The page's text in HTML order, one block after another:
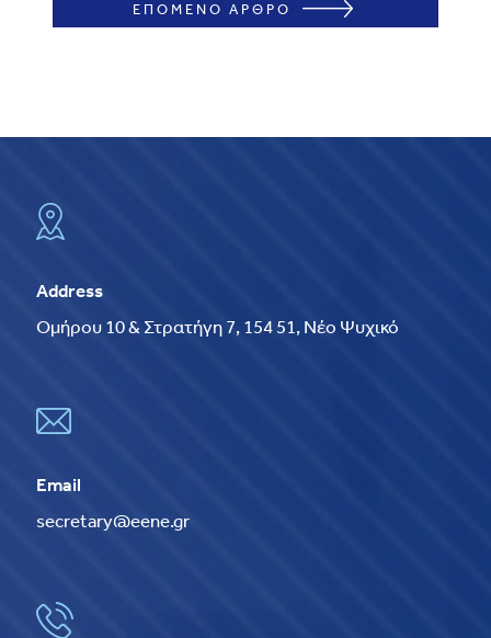
ΕΠΟΜΕΝΟ ΑΡΘΡΟ
Address
Ομήρου 10 & Στρατήγη 7, 154 51, Νέο Ψυχικό
Email
secretary@eene.gr